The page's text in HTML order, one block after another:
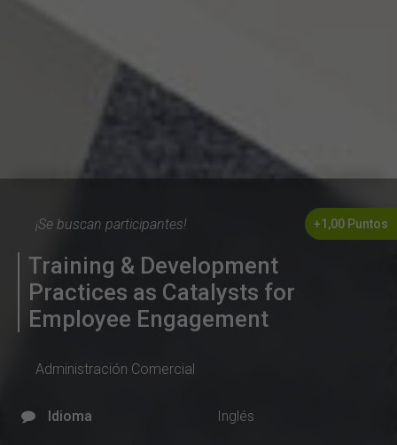
¡Se buscan participantes!
Training & Development
Practices as Catalysts for
Employee Engagement
+1,00 Puntos
Administración Comercial
Idioma Inglés